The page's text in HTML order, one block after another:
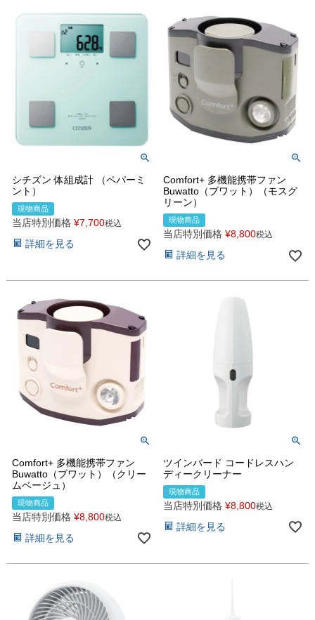
シチズン 体組成計 （ペパーミ
ント）
現物商品
当店特別価格 ¥7,700税込
詳細を見る
Comfort+ 多機能携帯ファン
Buwatto（ブワット）（モスグ
リーン）
現物商品
当店特別価格 ¥8,800税込
詳細を見る
Comfort+ 多機能携帯ファン
Buwatto（ブワット）（クリー
ムベージュ）
現物商品
当店特別価格 ¥8,800税込
詳細を見る
ツインバード コードレスハン
ディークリーナー
現物商品
当店特別価格 ¥8,800税込
詳細を見る